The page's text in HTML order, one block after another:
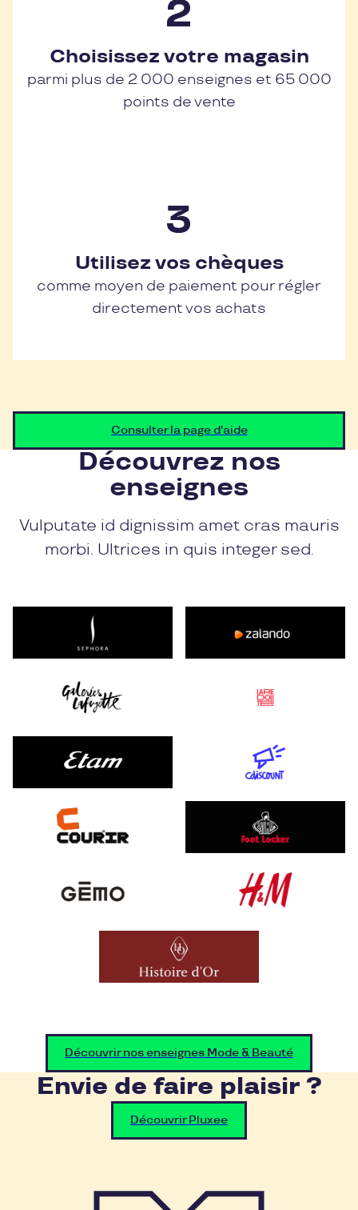
Choisissez votre magasin
parmi plus de 2 000 enseignes et 65 000
points de vente
Utilisez vos chèques
comme moyen de paiement pour régler
directement vos achats
Consulter la page d'aide
Découvrez nos
enseignes
Vulputate id dignissim amet cras mauris
morbi. Ultrices in quis integer sed.
Découvrir nos enseignes Mode & Beauté
Envie de faire plaisir ?
Découvrir Pluxee